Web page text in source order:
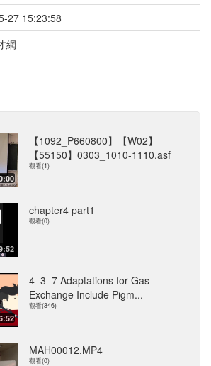
27 15:23:58
網
【1092_P660800】【W02】
【55150】0303_1010-1110.asf
觀看(1)
chapter4 part1
觀看(0)
4–3–7 Adaptations for Gas
Exchange Include Pigm...
觀看(346)
MAH00012.MP4
觀看(0)